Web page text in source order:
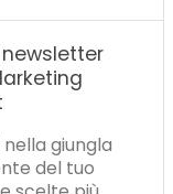
giungla
del tuo